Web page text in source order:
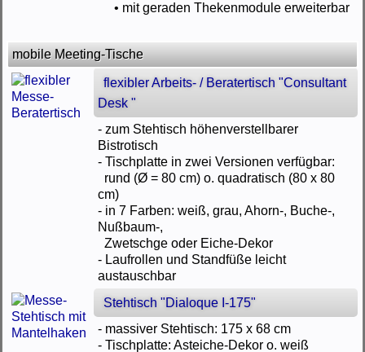
• mit geraden Thekenmodule erweiterbar
mobile Meeting-Tische
flexibler Arbeits- / Beratertisch "Consultant
Desk "
- zum Stehtisch höhenverstellbarer
Bistrotisch
- Tischplatte in zwei Versionen verfügbar:
rund (Ø = 80 cm) o. quadratisch (80 x 80
cm)
- in 7 Farben: weiß, grau, Ahorn-, Buche-,
Nußbaum-,
Zwetschge oder Eiche-Dekor
- Laufrollen und Standfüße leicht
austauschbar
Stehtisch "Dialoque I-175"
- massiver Stehtisch: 175 x 68 cm
- Tischplatte: Asteiche-Dekor o. weiß